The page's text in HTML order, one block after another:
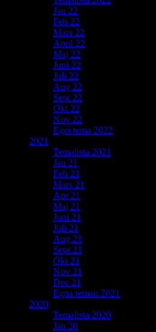
Jan 22
Feb 22
Mars 22
April 22
Maj 22
Juni 22
Juli 22
Aug 22
Sept 22
Okt 22
Nov 22
Eget tema 2022
2021
Temalista 2021
Jan 21
Feb 21
Mars 21
Apr 21
Maj 21
Juni 21
Juli 21
Aug 21
Sept 21
Okt 21
Nov 21
Dec 21
Egna teman 2021
2020
Temalista 2020
Jan 20